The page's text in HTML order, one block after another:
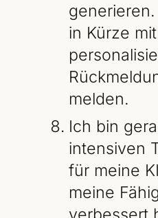
in Kürze
melden.
Ich bin
intensiven
für meine
meine